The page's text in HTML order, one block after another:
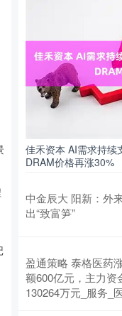
佳禾资本 AI需求持续
DRAM价格再涨30%
中金辰大 阳新：外
出“致富笋”
盈通策略 泰格医药
额600亿元，主力资
130264万元_服务_